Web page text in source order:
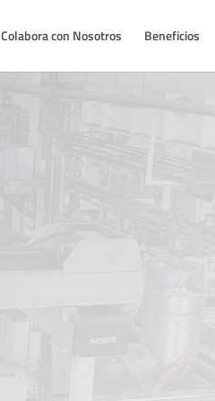
Colabora con Nosotros Beneficios